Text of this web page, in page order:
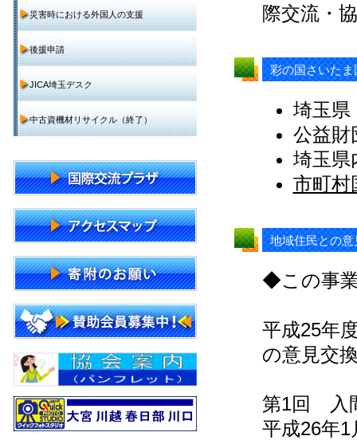
際交流・
彩の国さいた
埼玉県
公益財
埼玉県
市町村
地域住民との意
◆この事
平成25年
の意見交
第1回 入
平成26年1
災害時における外国人の支援
後援申請
JICA埼玉デスク
中古資機材リサイクル（終了）